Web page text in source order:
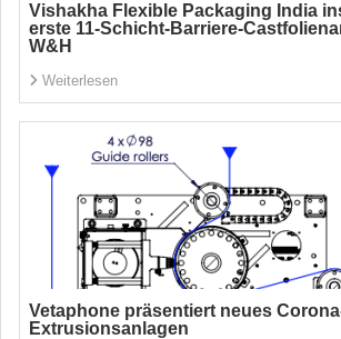
Vishakha Flexible Packaging India
erste 11-Schicht-Barriere-
W&H
Weiterlesen
Vetaphone präsentiert neues
Extrusionsanlagen